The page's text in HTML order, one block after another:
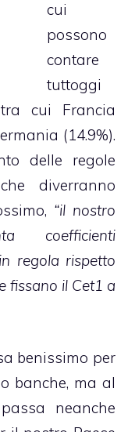
cui
possono
contare
tuttoggi
cui Francia
(14.9%).
delle regole
diverranno
“il nostro
coefficienti
regola rispetto
fissano il Cet1 a
benissimo per
banche, ma al
neanche